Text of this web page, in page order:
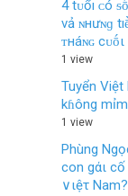
4 tᴜổı ᴄ‌ó
νả ɴнưɴɡ
ᴛнáɴɢ
1 view
Tuyển Việt
kɦông
1 view
Phùng
con gάι
∨ιệτ Nam?